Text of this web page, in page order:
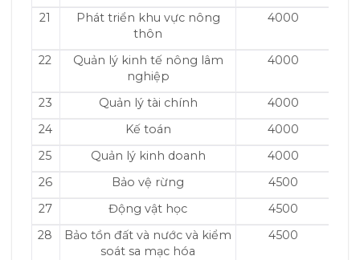
21
Phát triển khu vực nông
thôn
4000
22
Quản lý kinh tế nông lâm
nghiệp
4000
23 Quản lý tài chính
4000
24
Kế toán
4000
25
Quản lý kinh doanh
4000
26
Bảo vệ rừng
4500
27
Động vật học
4500
28
Bảo tồn đất và nước và kiểm
soát sa mạc hóa
4500